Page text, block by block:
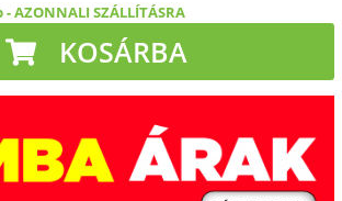
-AZONNALI SZÁLLÍTÁSRA
KOSÁRBA